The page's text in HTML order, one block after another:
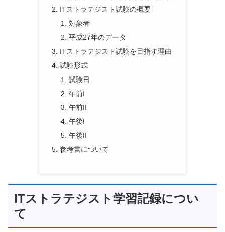
ITストラテジスト試験の概要
対象者
平成27年のデータ
ITストラテジスト試験を目指す理由
試験形式
試験日
午前I
午前II
午後I
午後II
参考書について
ITストラテジスト学習記録につい
て